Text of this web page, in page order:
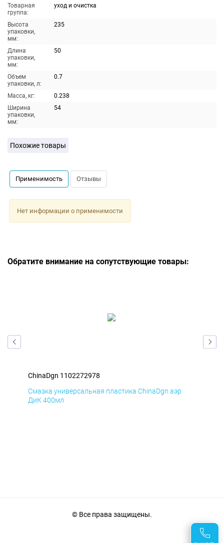
Товарная
группа:
уход и очистка
Высота
упаковки,
мм:
235
Длина
упаковки,
мм:
50
Объем
упаковки, л:
0.7
Масса, кг:
0.238
Ширина
упаковки,
мм:
54
Похожие товары
Применимость Отзывы
Нет информации о применимости
Обратите внимание на сопутствующие товары:
ChinaDgn 1102272978
Смазка универсальная пластика ChinaDgn аэр
ДиК 400мл
© Все права защищены.